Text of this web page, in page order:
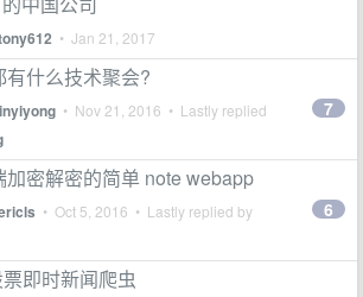
• Jan 21, 2017
有什么技术聚会?
• Nov 21, 2016 • Lastly replied
7
加密解密的简单 note webapp
• Oct 5, 2016 • Lastly replied by 6
即时新闻爬虫